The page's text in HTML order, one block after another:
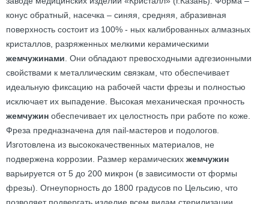
конус обратный, насечка – синяя, средняя, абразивная
поверхность состоит из 100% - ных калиброванных алмазных
кристаллов, разряженных мелкими керамическими
жемчужинами . Они обладают превосходными адгезионными
свойствами к металлическим связкам, что обеспечивает
идеальную фиксацию на рабочей части фрезы и полностью
исключает их выпадение. Высокая механическая прочность
жемчужин обеспечивает их целостность при работе по коже.
Фреза предназначена для nail-мастеров и подологов.
Изготовлена из высококачественных материалов, не
подвержена коррозии. Размер керамических жемчужин
варьируется от 5 до 200 микрон (в зависимости от формы
фрезы). Огнеупорность до 1800 градусов по Цельсию, что